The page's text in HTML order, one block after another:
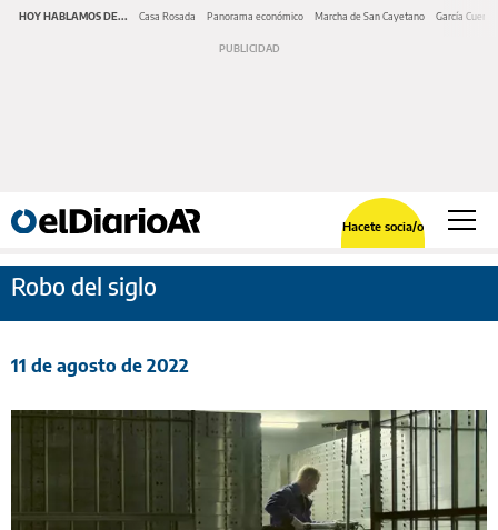
HOY HABLAMOS DE... Casa Rosada Panorama económico Marcha de San Cayetano García Cuerva
Hacete socia/o
Robo del siglo
11 de agosto de 2022